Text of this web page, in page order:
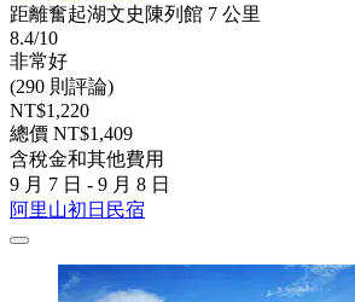
距離奮起湖文史陳列館 7 公里
8.4/10
非常好
(290 則評論)
NT$1,220
總價 NT$1,409
含稅金和其他費用
9 月 7 日 - 9 月 8 日
阿里山初日民宿